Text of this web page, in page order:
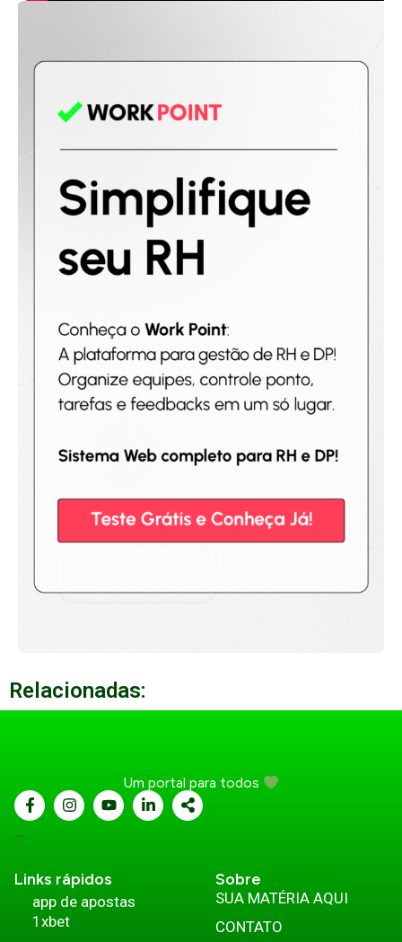
Relacionadas:
Um portal para todos
...
Links rápidos
app de apostas
1xbet
Sobre
SUA MATÉRIA AQUI
CONTATO